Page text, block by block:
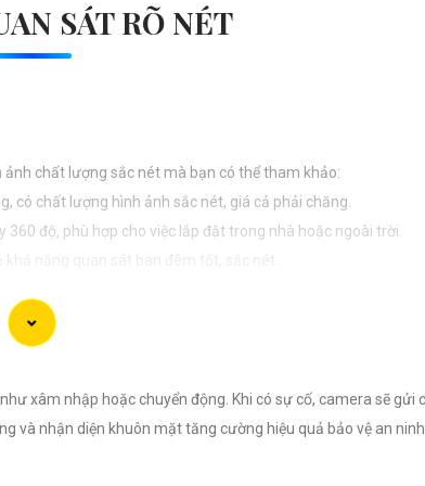
SÁT RÕ NÉT
chất lượng sắc nét mà bạn có thể tham khảo:
có chất lượng hình ảnh sắc nét, giá cả phải chăng.
độ, phù hợp cho việc lắp đặt trong nhà hoặc ngoài trời.
năng quan sát ban đêm tốt, sắc nét.
nhé để
xâm nhập hoặc chuyển động. Khi có sự cố, camera sẽ gửi
nhận diện khuôn mặt tăng cường hiệu quả bảo vệ an